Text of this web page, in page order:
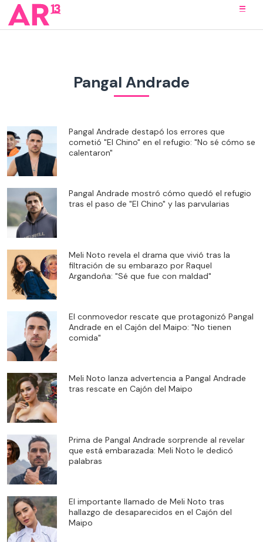
Pangal Andrade
Pangal Andrade destapó los errores que
cometió "El Chino" en el refugio: "No sé cómo se
calentaron"
Pangal Andrade mostró cómo quedó el refugio
tras el paso de "El Chino" y las parvularias
Meli Noto revela el drama que vivió tras la
filtración de su embarazo por Raquel
Argandoña: "Sé que fue con maldad"
El conmovedor rescate que protagonizó Pangal
Andrade en el Cajón del Maipo: "No tienen
comida"
Meli Noto lanza advertencia a Pangal Andrade
tras rescate en Cajón del Maipo
Prima de Pangal Andrade sorprende al revelar
que está embarazada: Meli Noto le dedicó
palabras
El importante llamado de Meli Noto tras
hallazgo de desaparecidos en el Cajón del
Maipo